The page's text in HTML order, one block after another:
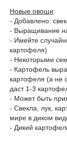
Новые овощи:
- Добавлено:
- Выращивание
- Имейте
картофеля)
- Некоторыми
- Картофель
картофеля (а не
даст 1-3
- Может быть
- Свекла, лук,
мире в диком
- Дикий